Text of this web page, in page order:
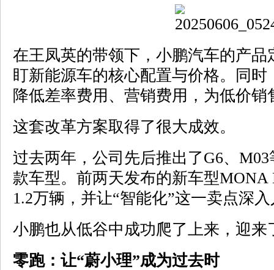
在王凤英的带领下，小鹏汽车的产品
盯新能源车的核心配置与价格。同
降低差率费用、营销费用，为低价销
这套改革方案取得了很大成效。
过去两年，公司先后推出了G6、
款车型。前两天发布的新车型MONA
1.2万辆，并让“智能化”这一卖点深
小鹏也从低谷中成功爬了上来，迎
零跑：让“蔚小理”成为过去时